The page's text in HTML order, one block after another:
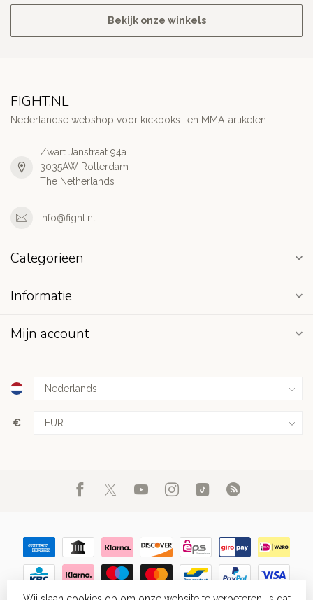
Bekijk onze winkels
FIGHT.NL
Nederlandse webshop voor kickboks- en MMA-artikelen.
Zwart Janstraat 94a
3035AW Rotterdam
The Netherlands
info@fight.nl
Categorieën
Informatie
Mijn account
€